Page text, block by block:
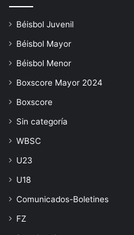
Béisbol Juvenil
Béisbol Mayor
Béisbol Menor
Boxscore Mayor 2024
Boxscore
Sin categoría
WBSC
U23
U18
Comunicados-Boletines
FZ